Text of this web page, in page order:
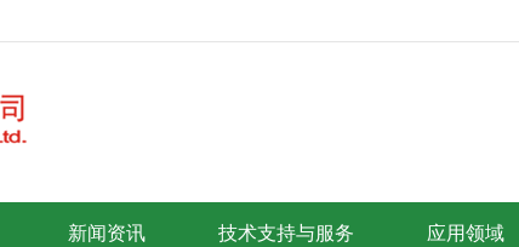
新闻资讯 技术支持与服务 应用领域